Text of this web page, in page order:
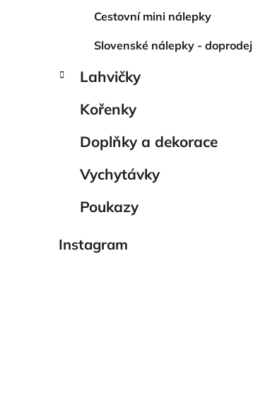
Cestovní mini nálepky
Slovenské nálepky - doprodej
Lahvičky
Kořenky
Doplňky a dekorace
Vychytávky
Poukazy
Instagram